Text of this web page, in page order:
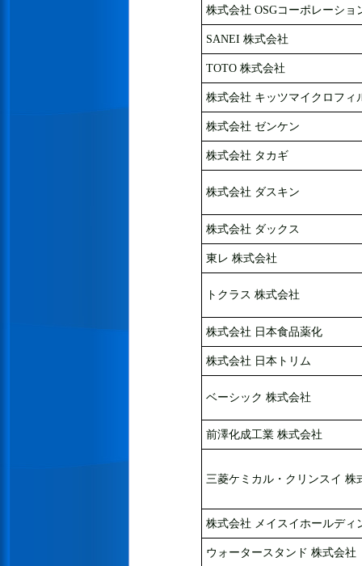
株式会社 OSGコーポレーショ
SANEI 株式会社
TOTO 株式会社
株式会社 キッツマイクロフィ
株式会社 ゼンケン
株式会社 タカギ
株式会社 ダスキン
株式会社 ダックス
東レ 株式会社
トクラス 株式会社
株式会社 日本食品薬化
株式会社 日本トリム
ベーシック 株式会社
前澤化成工業 株式会社
三菱ケミカル・クリンスイ 株
株式会社 メイスイホールディ
ウォータースタンド 株式会社